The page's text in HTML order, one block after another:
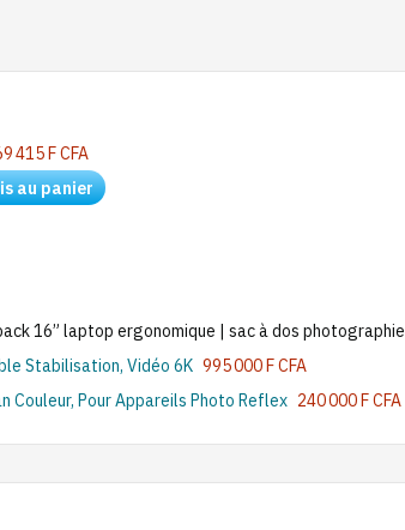
415 F CFA
au panier
16” laptop ergonomique | sac à dos photographie
Stabilisation, Vidéo 6K 995 000 F CFA
Couleur, Pour Appareils Photo Reflex 240 000 F CFA